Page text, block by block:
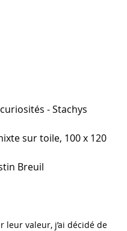
- Stachys
sur toile, 100 x 120
Breuil
leur valeur, j’ai décidé de